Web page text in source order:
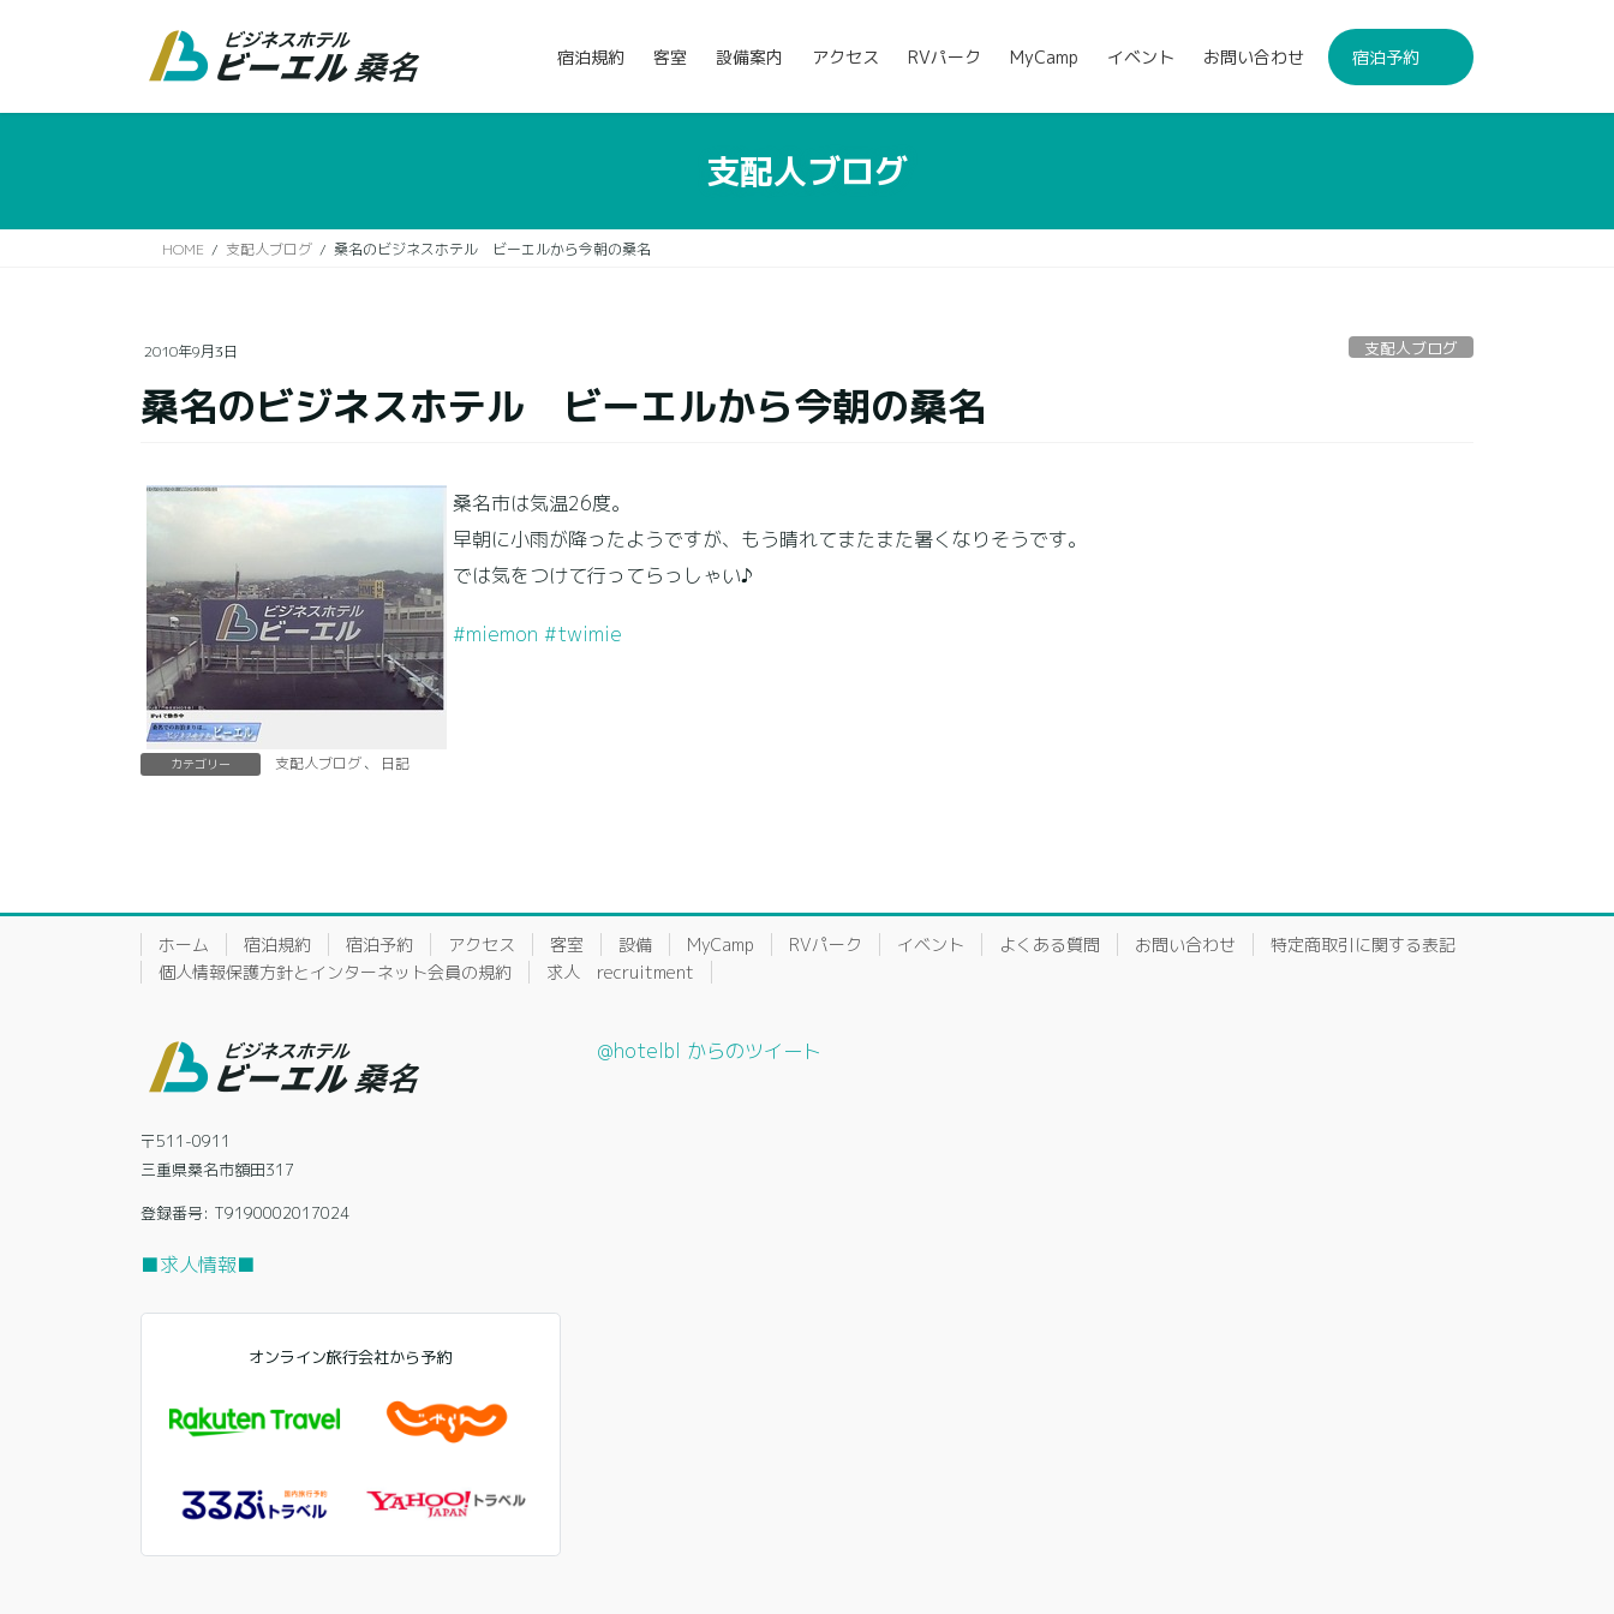
宿泊規約 客室 設備案内 アクセス RVパーク MyCamp イベント お問い合わせ 宿泊予約
支配人ブログ
HOME 支配人ブログ 桑名のビジネスホテル ビーエルから今朝の桑名
2010年9月3日 支配人ブログ
桑名のビジネスホテル ビーエルから今朝の桑名
桑名市は気温26度。
早朝に小雨が降ったようですが、もう晴れてまたまた暑くなりそうです。
では気をつけて行ってらっしゃい♪
#miemon #twimie
カテゴリー 支配人ブログ、 日記
ホーム 宿泊規約 宿泊予約 アクセス 客室 設備 MyCamp RVパーク イベント よくある質問 お問い合わせ
特定商取引に関する表記
個人情報保護方針とインターネット会員の規約
求人 recruitment
〒511-0911
三重県桑名市額田317
登録番号: T9190002017024
■求人情報■
オンライン旅行会社から予約
@hotelbl からのツイート